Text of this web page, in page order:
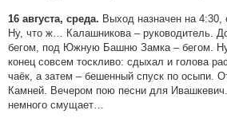
16 августа, среда. Выход назначен на 4:30,
Ну, что ж… Калашникова – руководитель.
бегом, под Южную Башню Замка – бегом.
конец совсем тоскливо: сдыхал и голова
чаёк, а затем – бешенный спуск по осыпи.
Камней. Вечером пою песни для
немного смущает…